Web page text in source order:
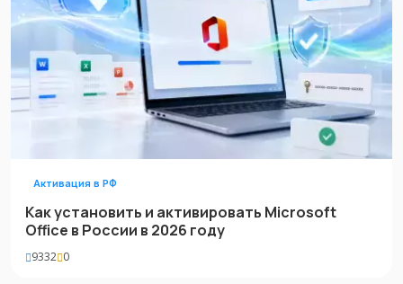
Активация в РФ
Как установить и активировать Microsoft
Office в России в 2026 году
9332 0